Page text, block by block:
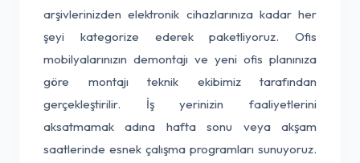
arşivlerinizden elektronik cihazlarınıza kadar her
şeyi kategorize ederek paketliyoruz. Ofis
mobilyalarınızın demontajı ve yeni ofis planınıza
göre montajı teknik ekibimiz tarafından
gerçekleştirilir. İş yerinizin faaliyetlerini
aksatmamak adına hafta sonu veya akşam
saatlerinde esnek çalışma programları sunuyoruz.